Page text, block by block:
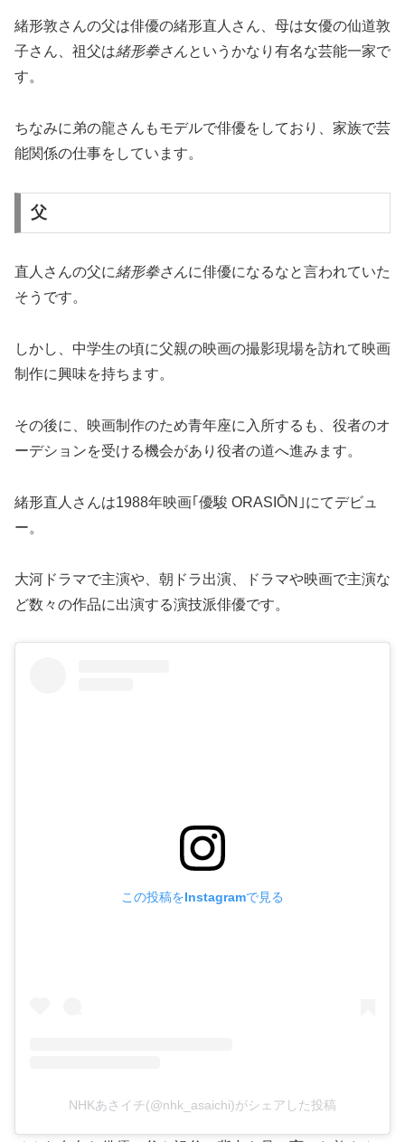
緒形敦さんの父は俳優の緒形直人さん、母は女優の仙道敦
子さん、祖父は緒形拳さんというかなり有名な芸能一家で
す。
ちなみに弟の龍さんもモデルで俳優をしており、家族で芸
能関係の仕事をしています。
父
直人さんの父に緒形拳さんに俳優になるなと言われていた
そうです。
しかし、中学生の頃に父親の映画の撮影現場を訪れて映画
制作に興味を持ちます。
その後に、映画制作のため青年座に入所するも、役者のオ
ーデションを受ける機会があり役者の道へ進みます。
緒形直人さんは1988年映画｢優駿 ORASIŌN｣にてデビュ
ー。
大河ドラマで主演や、朝ドラ出演、ドラマや映画で主演な
ど数々の作品に出演する演技派俳優です。
この投稿をInstagramで見る
NHKあさイチ(@nhk_asaichi)がシェアした投稿